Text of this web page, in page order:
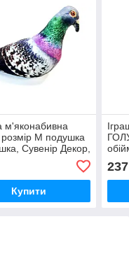
м'яконабивна
M подушка
Сувенір Декор,
Купити
237